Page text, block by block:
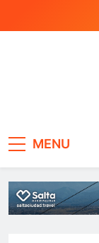
MENU